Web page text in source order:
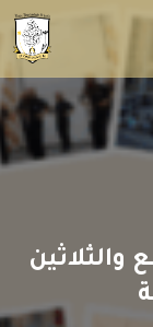
والثلاثين